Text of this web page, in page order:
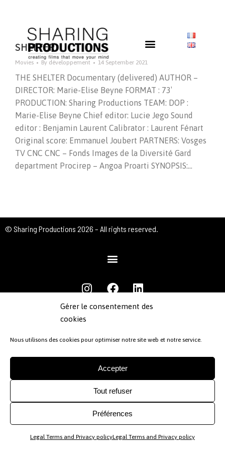
Gérer le consentement des
cookies
Nous utilisons des cookies pour optimiser notre site web et notre service.
Accepter
Tout refuser
Préférences
Legal Terms and Privacy policyLegal Terms and Privacy policy
SHELTER
Movies By développement 14 September 2021
THE SHELTER Documentary (delivered) AUTHOR –
DIRECTOR: Marie-Elise Beyne FORMAT : 73′
PRODUCTION: Sharing Productions TEAM: DOP :
Marie-Elise Beyne Chief editor: Lucie Jego Sound
editor : Benjamin Laurent Calibrator : Laurent Fénart
Original score: Emmanuel Joubert PARTNERS: Vosges
TV CNC CNC – Fonds Images de la Diversité Gard
department Procirep – Angoa Proarti SYNOPSIS:…
© Sharing Productions 2026 – All rights reserved.